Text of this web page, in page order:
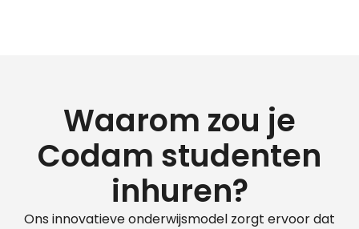
Waarom zou je
Codam studenten
inhuren?
Ons innovatieve onderwijsmodel zorgt ervoor dat